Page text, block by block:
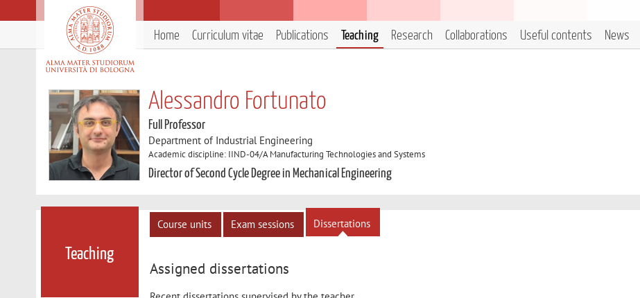
Home Curriculum vitae Publications Teaching Research Collaborations Useful contents News
Alessandro Fortunato
Full Professor
Department of Industrial Engineering
Academic discipline: IIND-04/A Manufacturing Technologies and Systems
Director of Second Cycle Degree in Mechanical Engineering
Teaching
Course units Exam sessions Dissertations
Assigned dissertations